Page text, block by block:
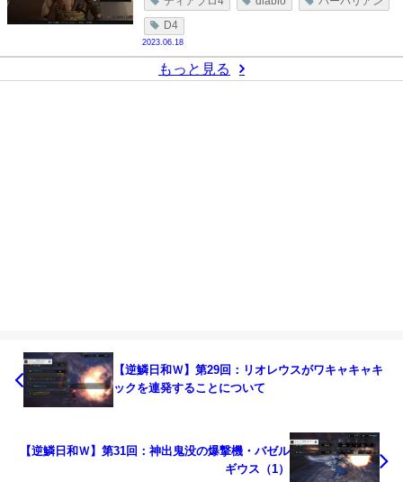
D4
2023.06.18
もっと見る
【逆鱗日和Ｗ】第29回：リオレウスがワキャキャキ
ックを連発することについて
【逆鱗日和Ｗ】第31回：神出鬼没の爆撃機・バゼル
ギウス（1）